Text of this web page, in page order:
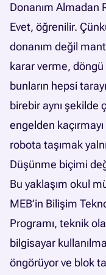
Donanım Almadan
Evet, öğrenilir.
donanım değil
karar verme,
bunların hepsi
birebir aynı şekilde
engelden
robota taşımak
Düşünme biçimi
Bu yaklaşım okul
MEB’in Bilişim
Programı, teknik
bilgisayar
öngörüyor ve blok